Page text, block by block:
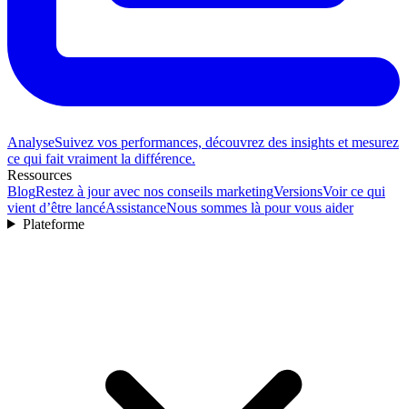
AnalyseSuivez vos performances, découvrez des insights et mesurez
ce qui fait vraiment la différence.
Ressources
BlogRestez à jour avec nos conseils marketingVersionsVoir ce qui
vient d’être lancéAssistanceNous sommes là pour vous aider
Plateforme